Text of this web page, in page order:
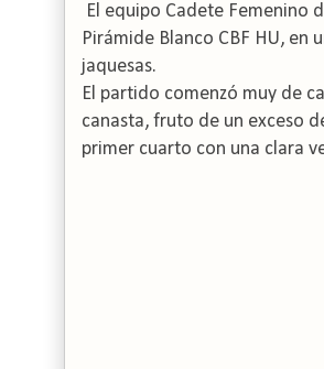
El equipo Cadete Femenino
Pirámide Blanco CBF HU, en
jaquesas.
El partido comenzó muy de
canasta, fruto de un exceso
primer cuarto con una clara